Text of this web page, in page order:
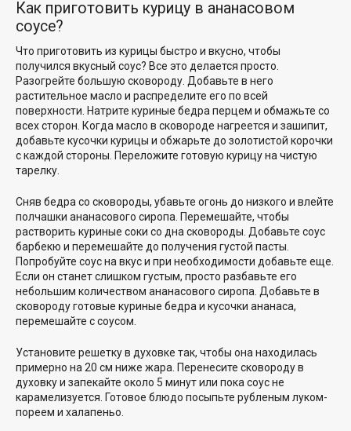
Как приготовить курицу в ананасовом
соусе?
Что приготовить из курицы быстро и вкусно, чтобы
получился вкусный соус? Все это делается просто.
Разогрейте большую сковороду. Добавьте в него
растительное масло и распределите его по всей
поверхности. Натрите куриные бедра перцем и обмажьте со
всех сторон. Когда масло в сковороде нагреется и зашипит,
добавьте кусочки курицы и обжарьте до золотистой корочки
с каждой стороны. Переложите готовую курицу на чистую
тарелку.
Сняв бедра со сковороды, убавьте огонь до низкого и влейте
полчашки ананасового сиропа. Перемешайте, чтобы
растворить куриные соки со дна сковороды. Добавьте соус
барбекю и перемешайте до получения густой пасты.
Попробуйте соус на вкус и при необходимости добавьте еще.
Если он станет слишком густым, просто разбавьте его
небольшим количеством ананасового сиропа. Добавьте в
сковороду готовые куриные бедра и кусочки ананаса,
перемешайте с соусом.
Установите решетку в духовке так, чтобы она находилась
примерно на 20 см ниже жара. Перенесите сковороду в
духовку и запекайте около 5 минут или пока соус не
карамелизуется. Готовое блюдо посыпьте рубленым луком-
пореем и халапеньо.